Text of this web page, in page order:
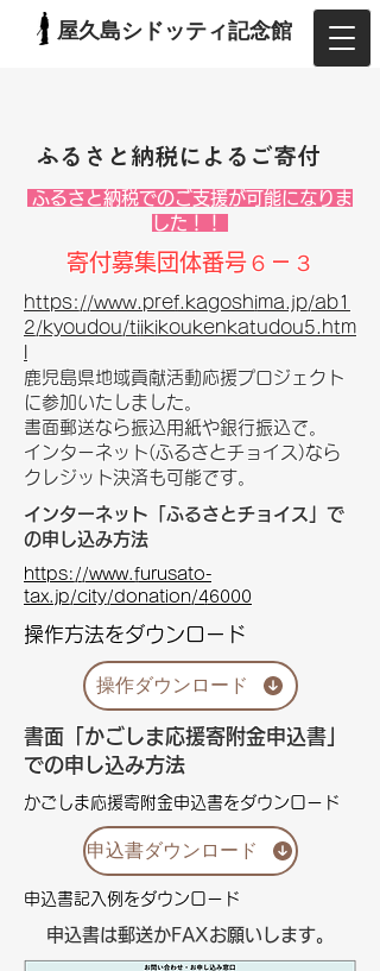
屋久島シドッティ記念館
ふるさと納税によるご寄付
ふるさと納税でのご支援が可能になりま
した！！
​寄付募集団体番号６－３
https://www.pref.kagoshima.jp/ab1
2/kyoudou/tiikikoukenkatudou5.htm
鹿児島県地域貢献活動応援プロジェクト
に参加いたしました。
書面郵送なら振込用紙や銀行振込で。
インターネット(ふるさとチョイス)なら
クレジット決済も可能です。
​インターネット「ふるさとチョイス」で
の申し込み方法
https://www.furusato-
tax.jp/city/donation/46000
操作方法をダウンロード
操作ダウンロード
​書面「かごしま応援寄附金申込書」
での申し込み方法
かごしま応援寄附金申込書をダウンロード
申込書ダウンロード
申込書記入例をダウンロード
申込書は郵送かFAXお願いします。